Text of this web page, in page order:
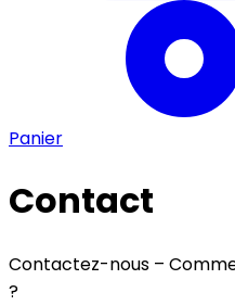
Panier
Contact
Contactez-nous –
?